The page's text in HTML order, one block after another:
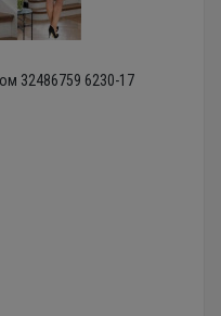
32486759 6230-17